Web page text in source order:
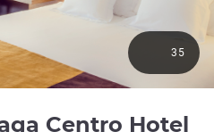
Centro Hotel
35